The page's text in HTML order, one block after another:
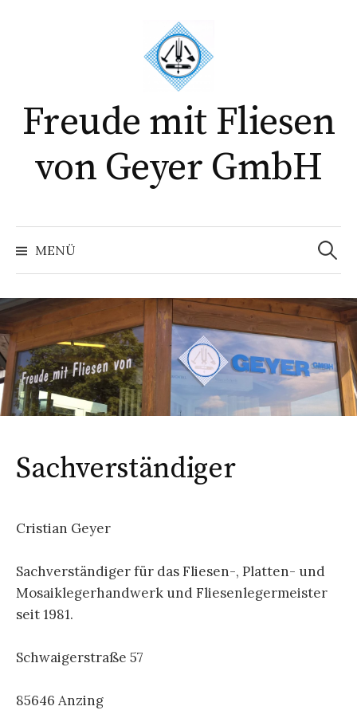
Freude mit Fliesen
von Geyer GmbH
MENÜ
Suchen
nach:
Sachverständiger
Cristian Geyer
Sachverständiger für das Fliesen-, Platten- und
Mosaiklegerhandwerk undFliesenlegermeister
seit 1981.
Schwaigerstraße 57
85646 Anzing